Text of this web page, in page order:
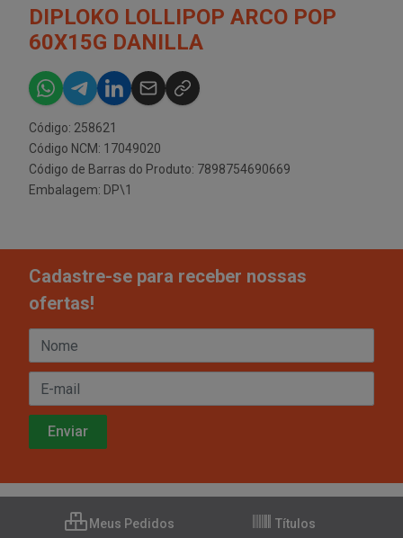
DIPLOKO LOLLIPOP ARCO POP
60X15G DANILLA
Código: 258621
Código NCM: 17049020
Código de Barras do Produto: 7898754690669
Embalagem: DP\1
Cadastre-se para receber nossas
ofertas!
Meus Pedidos Títulos